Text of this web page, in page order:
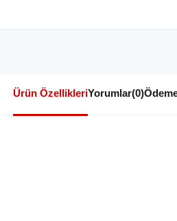
Ürün ÖzellikleriYorumlar(0)